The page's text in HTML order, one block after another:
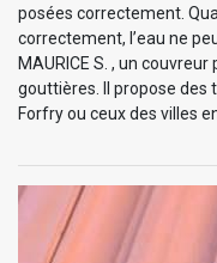
posées correctement.
correctement, l’eau ne
MAURICE S. , un
gouttières. Il propose des
Forfry ou ceux des villes